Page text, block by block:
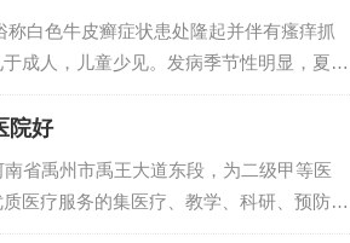
白色牛皮癣症状患处隆起并伴有瘙痒抓
成人，儿童少见。发病季节性明显，夏秋
经常没有吹干，有的狗狗就是洗完澡后就
院好
省禹州市禹王大道东段，为二级甲等医
医疗服务的集医疗、教学、科研、预防、
很好，特别对祛斑麻点。是宋庙中心医